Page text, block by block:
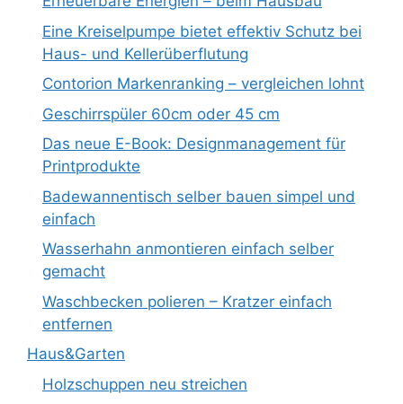
Eine Kreiselpumpe bietet effektiv Schutz bei
Haus- und Kellerüberflutung
Contorion Markenranking – vergleichen lohnt
Geschirrspüler 60cm oder 45 cm
Das neue E-Book: Designmanagement für
Printprodukte
Badewannentisch selber bauen simpel und
einfach
Wasserhahn anmontieren einfach selber
gemacht
Waschbecken polieren – Kratzer einfach
entfernen
Haus&Garten
Holzschuppen neu streichen